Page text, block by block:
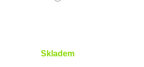
Skladem